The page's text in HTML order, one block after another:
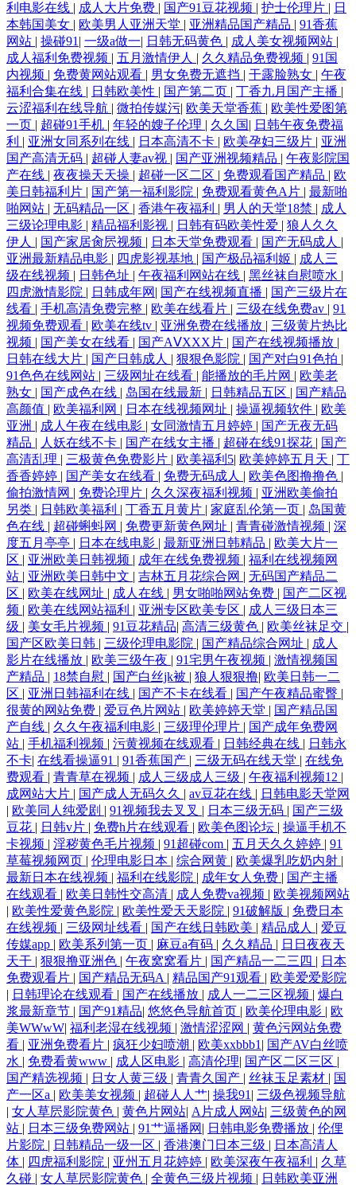
利电影在线 | 成人大片免费 | 国产91豆花视频 | 护士伦理片 | 日
本韩国美女 | 欧美男人亚洲天堂 | 亚洲精品国产精品 | 91香蕉
网站 | 操碰91| 一级a做一| 日韩无码黄色 | 成人美女视频网站 |
成人福利免费视频 | 五月激情伊人 | 久久精品免费视频 | 91国
内视频 | 免费黄网站观看 | 男女免费无遮挡 | 干露脸熟女 | 午夜
福利合集在线 | 日韩欧美性 | 国产第二页 | 丁香九月国产主播 |
云涩福利在线导航 | 微拍传媒污| 欧美天堂香蕉 | 欧美性爱图第
一页 | 超碰91手机 | 年轻的嫂子伦理 | 久久国| 日韩午夜免费福
利 | 亚洲女同系列在线 | 日本高清不卡 | 欧美孕妇三级片 | 亚洲
国产高清无码 | 超碰人妻av视 | 国产亚洲视频精品 | 午夜影院国
产在线 | 夜夜操天天操 | 超碰一区二区 | 免费观看国产精品 | 欧
美日韩福利片 | 国产第一福利影院 | 免费观看黄色A片 | 最新啪
啪网站 | 无码精品一区 | 香港午夜福利 | 男人的天堂18禁 | 成人
三级论理电影 | 精品福利影视 | 日韩有码欧美性爱 | 狼人久久
伊人 | 国产家居肏屄视频 | 日本天堂免费观看 | 国产无码成人 |
亚洲最新精品电影 | 四虎影视基地 | 国产极品福利姬 | 成人三
级在线视频 | 日韩色址 | 午夜福利网站在线 | 黑丝袜自慰喷水 |
四虎激情影院 | 日韩成年网 | 国产在线视频直播 | 国产三级片在
线看 | 手机高清免费完整 | 欧美在线看片 | 三级在线免费av | 91
视频免费观看 | 欧美在线tv | 亚洲免费在线播放 | 三级黄片热比
视频 | 国产美女在线看 | 国产AⅤXXX片 | 国产在线视频播放 |
日韩在线大片 | 国产日韩成人 | 狠狠色影院 | 国产对白91色拍 |
91色色在线网站 | 三级网址在线看 | 能播放的毛片网 | 欧美老
熟女 | 国产成色在线 | 岛国在线最新 | 日韩精品五区 | 国产精品
高颜值 | 欧美福利网 | 日本在线视频网址 | 操逼视频软件 | 欧美
亚洲 | 成人午夜在线电影 | 女同激情五月婷婷 | 国产无夜无码
精品 | 人妖在线不卡 | 国产在线女主播 | 超碰在线91探花 | 国产
高清乱理 | 三极黄色免费影片 | 欧美福利5| 欧美婷婷五月天 | 丁
香香婷婷 | 国产美女在线看 | 免费无码成人 | 欧美色图撸撸色 |
偷拍激情网 | 免费论理片 | 久久深夜福利视频 | 亚洲欧美偷拍
另类 | 日韩欧美福利 | 丁香五月黄片 | 家庭乱伦第一页 | 岛国黄
色在线 | 超碰蝌蚪网 | 免费更新黄色网址 | 青青碰激情视频 | 深
度五月亭亭 | 日本在线电影 | 最新亚洲日韩精品 | 欧美大片一
区 | 亚洲欧美日韩视频 | 成年在线免费视频 | 福利在线视频网
站 | 亚洲欧美日韩中文 | 吉林五月花综合网 | 无码国产精品二
区 | 欧美在线网址 | 成人在线 | 男女啪啪网站免费 | 国产二区视
频 | 欧美在线网站福利 | 亚洲专区欧美专区 | 成人三级日本三
级 | 美女毛片视频 | 91豆花精品| 高清三级黄色 | 欧美丝袜足交 |
国产区欧美日韩 | 三级伦理电影院 | 国产精品综合网址 | 成人
影片在线播放 | 欧美三级午夜 | 91宅男午夜视频 | 激情视频国
产精品 | 18禁自慰 | 国产白丝jk被 | 狼人狠狠撸| 欧美日韩一二
区 | 亚洲日韩福利在线 | 国产不卡在线看 | 国产午夜精品蜜臀 |
很黄的网站免费 | 爱豆色片网站 | 欧美婷婷天堂 | 国产精品国
产自线 | 久久午夜福利电影 | 三级理伦理片 | 国产成年免费网
站 | 手机福利视频 | 污黄视频在线观看 | 日韩经典在线 | 日韩永
不卡| 在线看操逼91 | 91香蕉国产 | 三级无码在线天堂 | 在线免
费观看 | 青青草在视频 | 成人三级成人三级 | 午夜福利视频12 |
成网站大片 | 国产成人无码久久 | av豆花在线 | 日韩电影天堂网
| 欧美同人纯爱剧 | 91视频我去叉叉 | 日本三级无码 | 国产三级
豆花 | 日韩v片 | 免费h片在线观看 | 欧美色图论坛 | 操逼手机不
卡视频 | 淫秽黄色毛片视频 | 91超碰com | 五月天久久婷婷 | 91
草莓视频网页 | 伦理电影日本 | 综合网黄 | 欧美爆乳吃奶内射 |
最新日本在线视频 | 福利在线影院 | 成年女人免费 | 国产主播
在线观看 | 欧美日韩性交高清 | 成人免费va视频 | 欧美视频网站
| 欧美性爱黄色影院 | 欧美性爱天天影院 | 91破解版 | 免费日本
在线视频 | 三级网址线看 | 国产在线日韩欧美 | 精品成人 | 爱豆
传媒app | 欧美系列第一页 | 麻豆a有码 | 久久精品 | 日日夜夜天
天干 | 狠狠撸亚洲色 | 午夜窝窝看片 | 国产精品一二三四 | 日本
免费观看片 | 国产精品无码A | 精品国产91观看 | 欧美爱爱影院
| 日韩理论在线观看 | 国产在线播放 | 成人一二三区视频 | 爆白
浆最新章节 | 国产91精品| 悠悠色导航首页 | 欧美伦理电影 | 欧
美WWwW| 福利老湿在线视频 | 激情涩涩网 | 黄色污网站免费
看 | 亚洲免费看片 | 疯狂少妇喷潮 | 欧美xxbbb1| 国产AV白丝喷
水 | 免费看黄www | 成人区电影 | 高清伦理| 国产区二区三区 |
国产精选视频 | 日女人黄三级 | 青青久国产 | 丝袜玉足素材 | 国
产一区a | 欧美美女视频 | 超碰人人艹| 操我91| 三级色视频导航
| 女人草屄影院黄色 | 黄色片网站| A片成人网站| 三级黄色的网
站 | 日本三级免费网站 | 91艹逼播网 | 日韩电影免费播放 | 伦俚
片影院 | 日韩精品一级一区 | 香港澳门日本三级 | 日本高清人
体 | 四虎福利影院 | 亚州五月花婷婷 | 欧美深夜午夜福利 | 久草
久碰 | 女人草屄影院黄色 | 全黄色三级片视频 | 日韩欧美亚洲